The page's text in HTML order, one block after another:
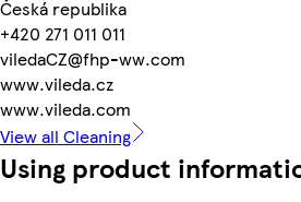
Česká republika
+420 271 011 011
viledaCZ@fhp-ww.com
www.vileda.cz
www.vileda.com
View all Cleaning
Using product